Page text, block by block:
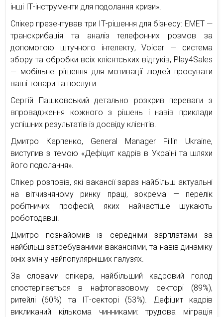
інші ІТ-інструменти для подолання кризи».
Спікер презентував три ІТ-рішення для бізнесу: ЕМЕТ —
транскрибація та аналіз телефонних розмов за
допомогою штучного інтелекту, Voicer — система
збору та обробки всіх клієнтських відгуків, Play4Sales
— мобільне рішення для мотивації людей просувати
ваші товари та послуги.
Сергій Пашковський детально розкрив переваги з
впровадження кожного з рішень і навів приклади
успішних результатів із досвіду клієнтів.
Дмитро Карпенко, General Manager Fillin Ukraine,
виступив з темою «Дефіцит кадрів в Україні та шляхи
його подолання».
Спікер розповів, які вакансії зараз найбільш актуальні
на вітчизняному ринку праці, зокрема — перелік
робітничих професій, яких найчастіше шукають
роботодавці.
Дмитро познайомив із середніми зарплатами за
найбільш затребуваними вакансіями, та навів динаміку
їхніх змін у найпопулярніших галузях.
За словами спікера, найбільший кадровий голод
спостерігається в нафтогазовому секторі (89%),
ритейлі (60%) та ІТ-секторі (53%). Дефіцит кадрів
викликаний кількома чинниками: трудова міграція